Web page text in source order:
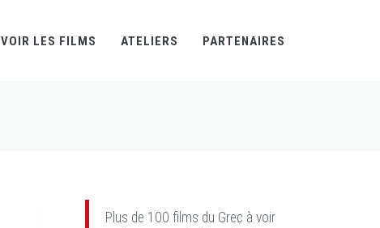
VOIR LES FILMS ATELIERS PARTENAIRES
Plus de 100 films du Grec à voir